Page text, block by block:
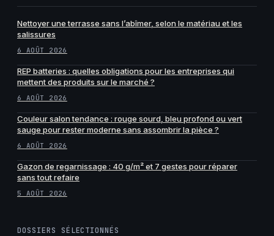
Nettoyer une terrasse sans l’abîmer, selon le matériau et les
salissures
6 AOÛT 2026
REP batteries : quelles obligations pour les entreprises qui
mettent des produits sur le marché ?
6 AOÛT 2026
Couleur salon tendance : rouge sourd, bleu profond ou vert
sauge pour rester moderne sans assombrir la pièce ?
6 AOÛT 2026
Gazon de regarnissage : 40 g/m² et 7 gestes pour réparer
sans tout refaire
5 AOÛT 2026
DOSSIERS SÉLECTIONNÉS